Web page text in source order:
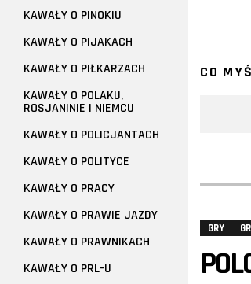
CO
GRY
KAWAŁY O PINOKIU
KAWAŁY O PIJAKACH
KAWAŁY O PIŁKARZACH
KAWAŁY O POLAKU,
ROSJANINIE I NIEMCU
KAWAŁY O POLICJANTACH
KAWAŁY O POLITYCE
KAWAŁY O PRACY
KAWAŁY O PRAWIE JAZDY
KAWAŁY O PRAWNIKACH
KAWAŁY O PRL-U